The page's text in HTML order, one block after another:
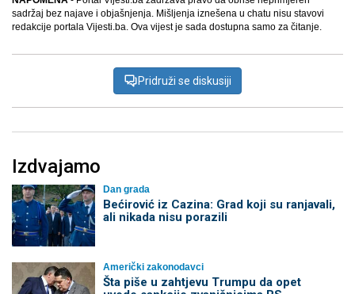
sadržaj bez najave i objašnjenja. Mišljenja iznešena u chatu nisu stavovi
redakcije portala Vijesti.ba. Ova vijest je sada dostupna samo za čitanje.
Pridruži se diskusiji
Izdvajamo
Dan grada
Bećirović iz Cazina: Grad koji su ranjavali,
ali nikada nisu porazili
Američki zakonodavci
Šta piše u zahtjevu Trumpu da opet